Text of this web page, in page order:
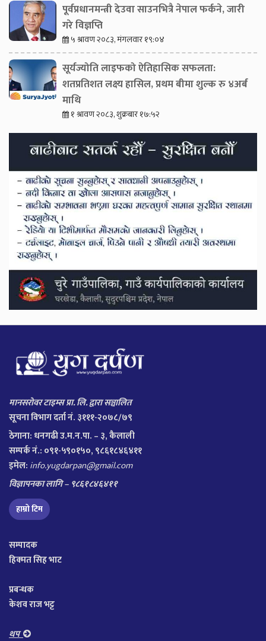
पूर्वप्रधानमन्त्री देउवा साउनभित्रै नेपाल फर्कने, जारी
गरे विज्ञप्ति
५ श्रावण २०८३, मंगलवार १९:०४
सूर्यज्योति लाइफको ऐतिहासिक सफलता:
शतप्रतिशत लक्ष्य हासिल, प्रथम बीमा शुल्क रु ४अर्ब
माथि
१ श्रावण २०८३, शुक्रबार १७:५२
मानसरोवर टाइम्स प्रा. लि. द्वारा सञ्चालित
सूचना विभाग दर्ता नं. ३१११-२०७८/७९
ठेगाना: धनगढी उ.म.न.पा. – ३, कैलाली
सम्पर्क नं.: ०९१-५९०१५०, ९८६१८४६४११
इमेल: info.yugdarpan@gmail.com
विज्ञापनका लागि – ९८६१८४६४११
हाम्रो टिम
सम्पादक
हिक्मत सिह भाट
प्रबन्धक
केशव राज भट्ट
थप